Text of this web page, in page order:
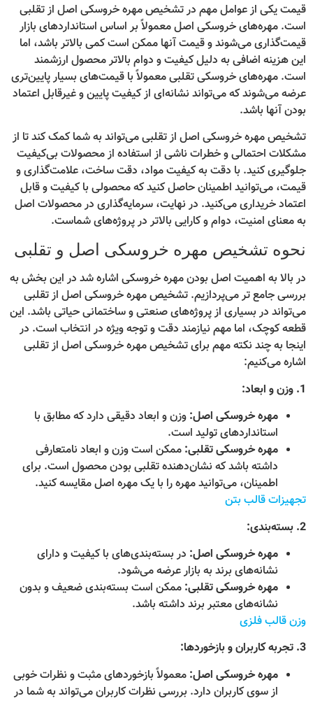
قیمت یکی از عوامل مهم در تشخیص مهره خروسکی اصل از تقلبی
است. مهره‌های خروسکی اصل معمولاً بر اساس استانداردهای بازار
قیمت‌گذاری می‌شوند و قیمت آنها ممکن است کمی بالاتر باشد، اما
این هزینه اضافی به دلیل کیفیت و دوام بالاتر محصول ارزشمند
است. مهره‌های خروسکی تقلبی معمولاً با قیمت‌های بسیار پایین‌تری
عرضه می‌شوند که می‌تواند نشانه‌ای از کیفیت پایین و غیرقابل اعتماد
بودن آنها باشد.
تشخیص مهره خروسکی اصل از تقلبی می‌تواند به شما کمک کند تا از
مشکلات احتمالی و خطرات ناشی از استفاده از محصولات بی‌کیفیت
جلوگیری کنید. با دقت به کیفیت مواد، دقت ساخت، علامت‌گذاری و
قیمت، می‌توانید اطمینان حاصل کنید که محصولی با کیفیت و قابل
اعتماد خریداری می‌کنید. در نهایت، سرمایه‌گذاری در محصولات اصل
به معنای امنیت، دوام و کارایی بالاتر در پروژه‌های شماست.
نحوه تشخیص مهره خروسکی اصل و تقلبی
در بالا به اهمیت اصل بودن مهره خروسکی اشاره شد در این بخش به
بررسی جامع تر می‌پردازیم. تشخیص مهره خروسکی اصل از تقلبی
می‌تواند در بسیاری از پروژه‌های صنعتی و ساختمانی حیاتی باشد. این
قطعه کوچک، اما مهم نیازمند دقت و توجه ویژه در انتخاب است. در
اینجا به چند نکته مهم برای تشخیص مهره خروسکی اصل از تقلبی
اشاره می‌کنیم:
1. وزن و ابعاد:
مهره خروسکی اصل: وزن و ابعاد دقیقی دارد که مطابق با
استانداردهای تولید است.
مهره خروسکی تقلبی: ممکن است وزن و ابعاد نامتعارفی
داشته باشد که نشان‌دهنده تقلبی بودن محصول است. برای
اطمینان، می‌توانید مهره را با یک مهره اصل مقایسه کنید.
تجهیزات قالب بتن
2. بسته‌بندی:
مهره خروسکی اصل: در بسته‌بندی‌های با کیفیت و دارای
نشانه‌های برند به بازار عرضه می‌شود.
مهره خروسکی تقلبی: ممکن است بسته‌بندی ضعیف و بدون
نشانه‌های معتبر برند داشته باشد.
وزن قالب فلزی
3. تجربه کاربران و بازخوردها:
مهره خروسکی اصل: معمولاً بازخوردهای مثبت و نظرات خوبی
از سوی کاربران دارد. بررسی نظرات کاربران می‌تواند به شما در